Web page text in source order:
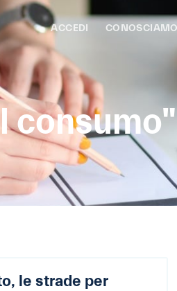
ACCEDI
consumo"
le strade per